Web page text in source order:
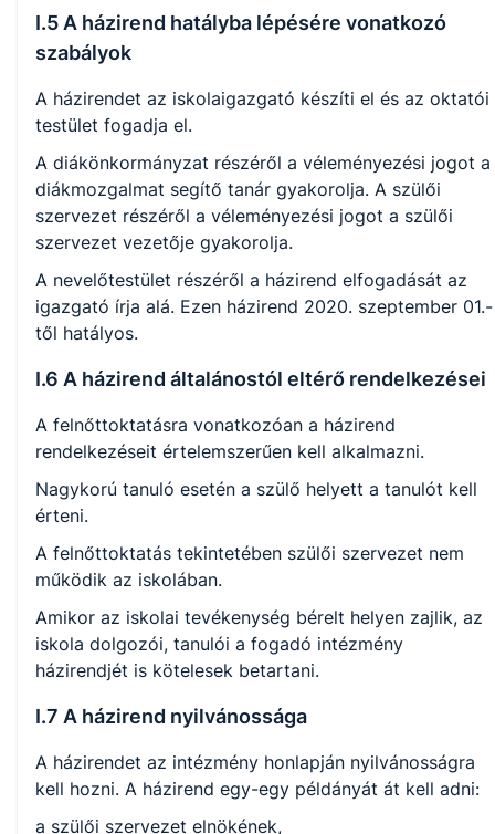
I.5 A házirend hatályba lépésére vonatkozó
szabályok
A házirendet az iskolaigazgató készíti el és az oktatói
testület fogadja el.
A diákönkormányzat részéről a véleményezési jogot a
diákmozgalmat segítő tanár gyakorolja. A szülői
szervezet részéről a véleményezési jogot a szülői
szervezet vezetője gyakorolja.
A nevelőtestület részéről a házirend elfogadását az
igazgató írja alá. Ezen házirend 2020. szeptember 01.-
től hatályos.
I.6 A házirend általánostól eltérő rendelkezései
A felnőttoktatásra vonatkozóan a házirend
rendelkezéseit értelemszerűen kell alkalmazni.
Nagykorú tanuló esetén a szülő helyett a tanulót kell
érteni.
A felnőttoktatás tekintetében szülői szervezet nem
működik az iskolában.
Amikor az iskolai tevékenység bérelt helyen zajlik, az
iskola dolgozói, tanulói a fogadó intézmény
házirendjét is kötelesek betartani.
I.7 A házirend nyilvánossága
A házirendet az intézmény honlapján nyilvánosságra
kell hozni. A házirend egy-egy példányát át kell adni:
a szülői szervezet elnökének,